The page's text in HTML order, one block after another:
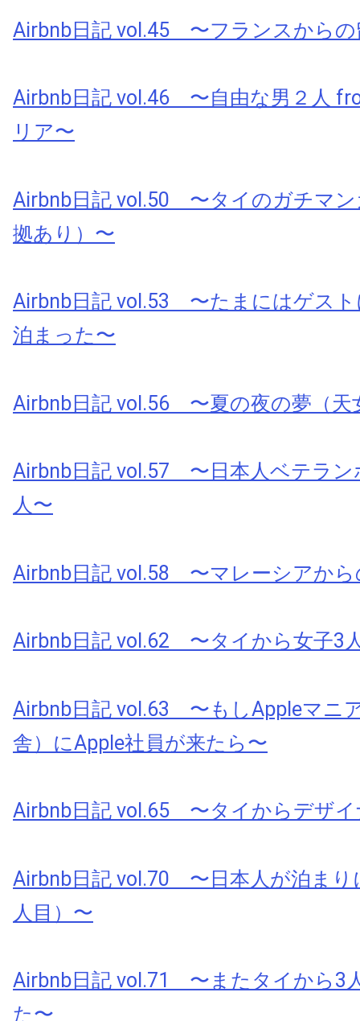
Airbnb日記 vol.45 〜フランスからの
Airbnb日記 vol.46 〜自由な男２人
リア〜
Airbnb日記 vol.50 〜タイのガチマン
拠あり）〜
Airbnb日記 vol.53 〜たまにはゲス
泊まった〜
Airbnb日記 vol.56 〜夏の夜の夢（天
Airbnb日記 vol.57 〜日本人ベテラン
人〜
Airbnb日記 vol.58 〜マレーシアから
Airbnb日記 vol.62 〜タイから女子3
Airbnb日記 vol.63 〜もしAppleマニ
舎）にApple社員が来たら〜
Airbnb日記 vol.65 〜タイからデザイ
Airbnb日記 vol.70 〜日本人が泊まり
人目）〜
Airbnb日記 vol.71 〜またタイから3
た〜